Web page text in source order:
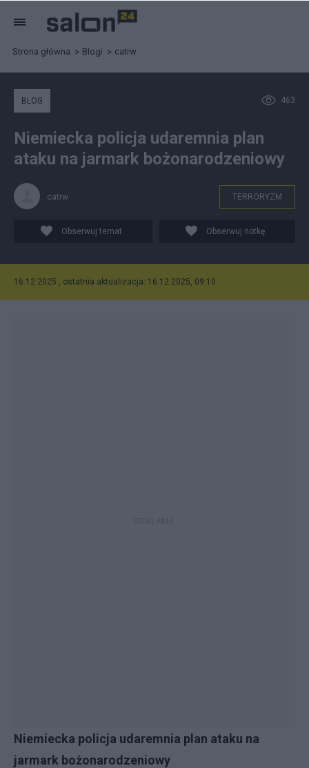
Strona główna Blogi catrw
463
BLOG
Niemiecka policja udaremnia plan
ataku na jarmark bożonarodzeniowy
catrw TERRORYZM
Obserwuj temat Obserwuj notkę
16.12.2025 , ostatnia aktualizacja: 16.12.2025, 09:10
Niemiecka policja udaremnia plan ataku na
jarmark bożonarodzeniowy